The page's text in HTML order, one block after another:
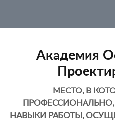
Академия
МЕСТО, В
НАВЫКИ РАБОТЫ,